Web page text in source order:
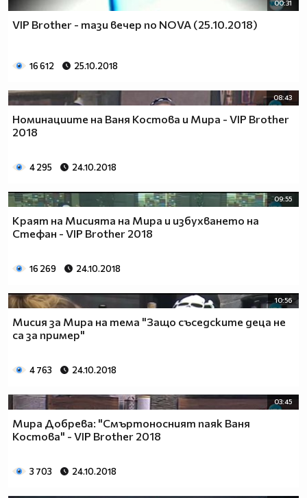
00:31
VIP Brother - тази вечер по NOVA (25.10.2018)
16 612 25.10.2018
08:43
Номинациите на Ваня Костова и Мира - VIP Brother
2018
4 295 24.10.2018
09:55
Краят на Мисията на Мира и избухването на
Стефан - VIP Brother 2018
16 269 24.10.2018
10:56
Мисия за Мира на тема "Защо съседските деца не
са за пример"
4 763 24.10.2018
03:45
Мира Добрева: "Смъртоносният паяк Ваня
Костова" - VIP Brother 2018
3 703 24.10.2018